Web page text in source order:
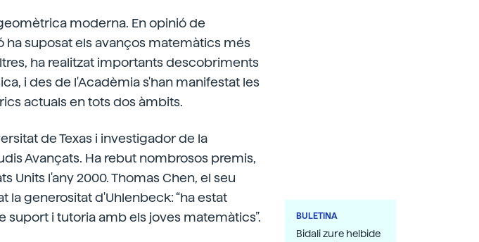
moderna. En opinió de
ha suposat els avanços matemàtics més
ha realitzat importants descobriments
i des de l'Acadèmia s'han manifestat les
actuals en tots dos àmbits.
de Texas i investigador de la
Avançats. Ha rebut nombrosos premis,
Units l'any 2000. Thomas Chen, el seu
la generositat d'Uhlenbeck: “ha estat
i tutoria amb els joves matemàtics”.
BULETINA
Bidali zure helbide